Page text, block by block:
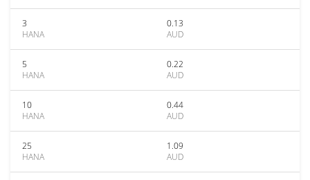
3
HANA
0.13
AUD
5
HANA
0.22
AUD
10
HANA
0.44
AUD
25
HANA
1.09
AUD